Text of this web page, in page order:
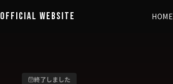
OFFICIAL WEBSITE HOME
終了しました